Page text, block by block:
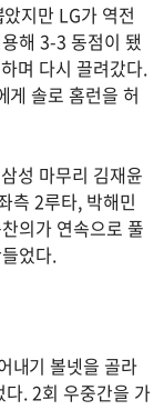
지만 LG가 역전
해 3-3 동점이 됐
며 다시 끌려갔다.
게 솔로 홈런을 허
성 마무리 김재윤
측 2루타, 박해민
의가 연속으로 풀
었다.
내기 볼넷을 골라
. 2회 우중간을 가